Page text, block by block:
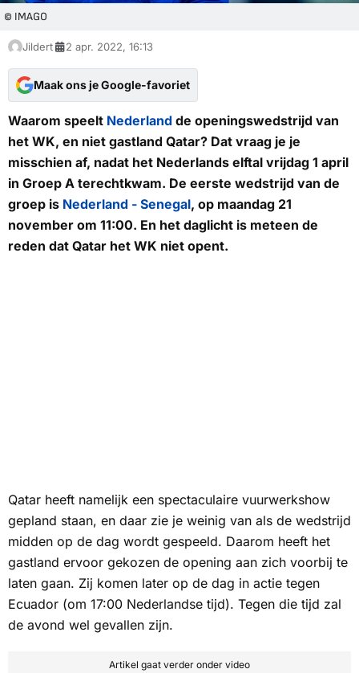
© IMAGO
Jildert 2 apr. 2022, 16:13
Maak ons je Google-favoriet
Waarom speelt Nederland de openingswedstrijd van
het WK, en niet gastland Qatar? Dat vraag je je
misschien af, nadat het Nederlands elftal vrijdag 1 april
in Groep A terechtkwam. De eerste wedstrijd van de
groep is Nederland - Senegal, op maandag 21
november om 11:00. En het daglicht is meteen de
reden dat Qatar het WK niet opent.
Qatar heeft namelijk een spectaculaire vuurwerkshow
gepland staan, en daar zie je weinig van als de wedstrijd
midden op de dag wordt gespeeld. Daarom heeft het
gastland ervoor gekozen de opening aan zich voorbij te
laten gaan. Zij komen later op de dag in actie tegen
Ecuador (om 17:00 Nederlandse tijd). Tegen die tijd zal
de avond wel gevallen zijn.
Artikel gaat verder onder video